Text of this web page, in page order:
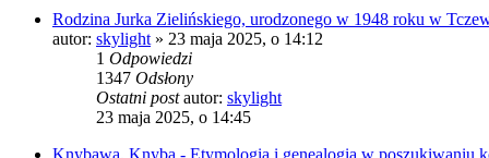
Rodzina Jurka Zielińskiego, urodzonego w 1948 roku w
autor: skylight » 23 maja 2025, o 14:12
1 Odpowiedzi
1347 Odsłony
Ostatni postautor: skylight
23 maja 2025, o 14:45
Knybawa, Knyba - Etymologia i genealogia w poszukiwaniu